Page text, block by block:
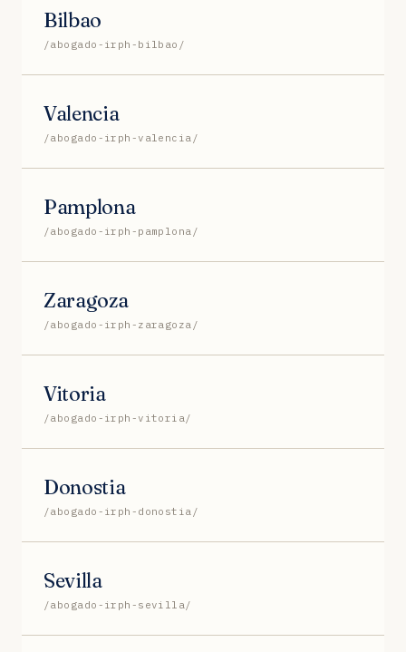
Bilbao
/abogado-irph-bilbao/
Valencia
/abogado-irph-valencia/
Pamplona
/abogado-irph-pamplona/
Zaragoza
/abogado-irph-zaragoza/
Vitoria
/abogado-irph-vitoria/
Donostia
/abogado-irph-donostia/
Sevilla
/abogado-irph-sevilla/